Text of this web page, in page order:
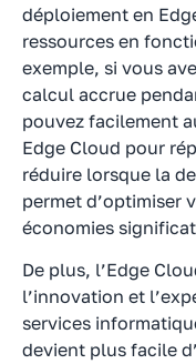
déploiement en
ressources en
exemple, si vous
calcul accrue
pouvez facilement
Edge Cloud pour
réduire lorsque la
permet d’optimiser
économies
De plus, l’Edge
l’innovation et
services
devient plus facile